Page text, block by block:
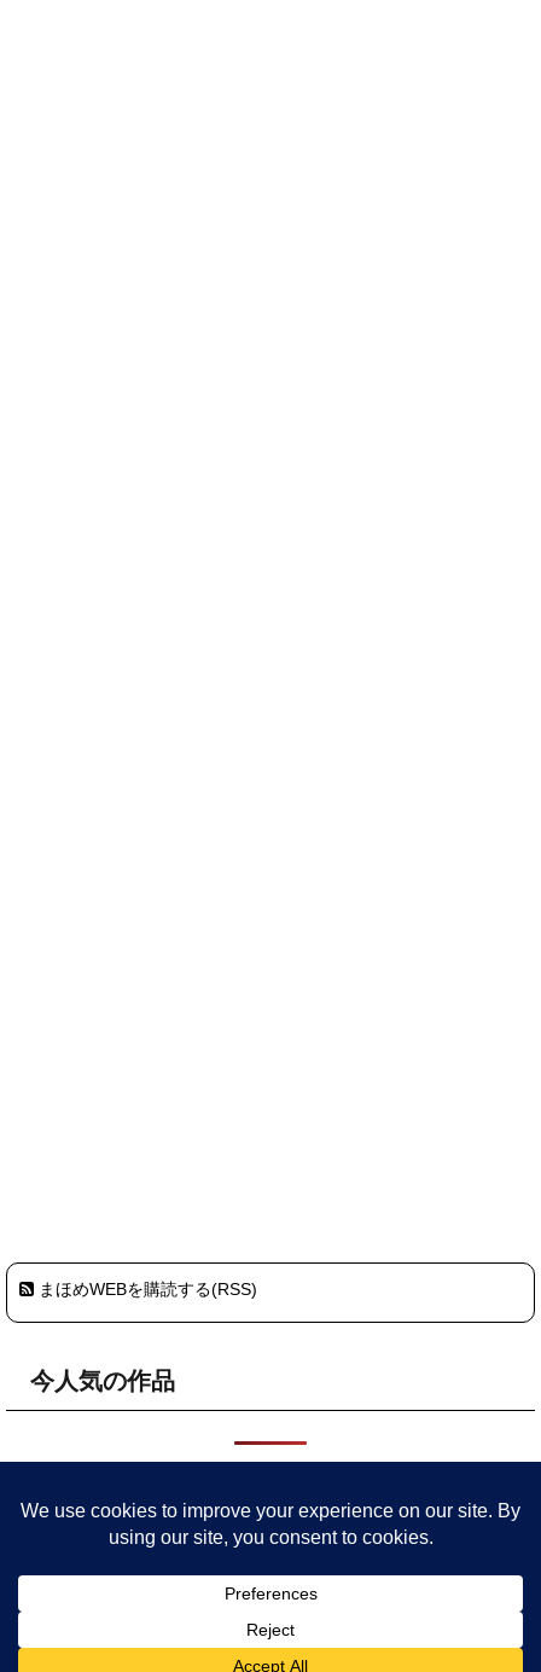
まほめWEBを購読する(RSS)
今人気の作品
て
委託店舗 参加予定イベント 作品 旧サイト
ごきげんな毎日を 粘土をこねて色々つくってます